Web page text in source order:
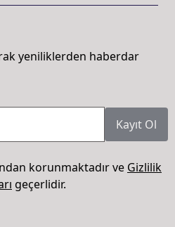
yeniliklerden haberdar
Kayıt Ol
korunmaktadır ve Gizlilik
geçerlidir.